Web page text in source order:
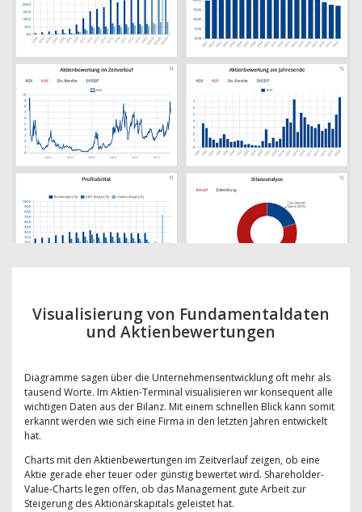
Visualisierung von Fundamentaldaten
und Aktienbewertungen
Diagramme sagen über die Unternehmensentwicklung oft mehr als
tausend Worte. Im Aktien-Terminal visualisieren wir konsequent alle
wichtigen Daten aus der Bilanz. Mit einem schnellen Blick kann somit
erkannt werden wie sich eine Firma in den letzten Jahren entwickelt
hat.
Charts mit den Aktienbewertungen im Zeitverlauf zeigen, ob eine
Aktie gerade eher teuer oder günstig bewertet wird. Shareholder-
Value-Charts legen offen, ob das Management gute Arbeit zur
Steigerung des Aktionärskapitals geleistet hat.